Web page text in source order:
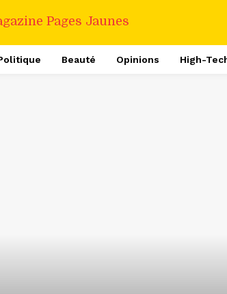
Beauté Opinions High-